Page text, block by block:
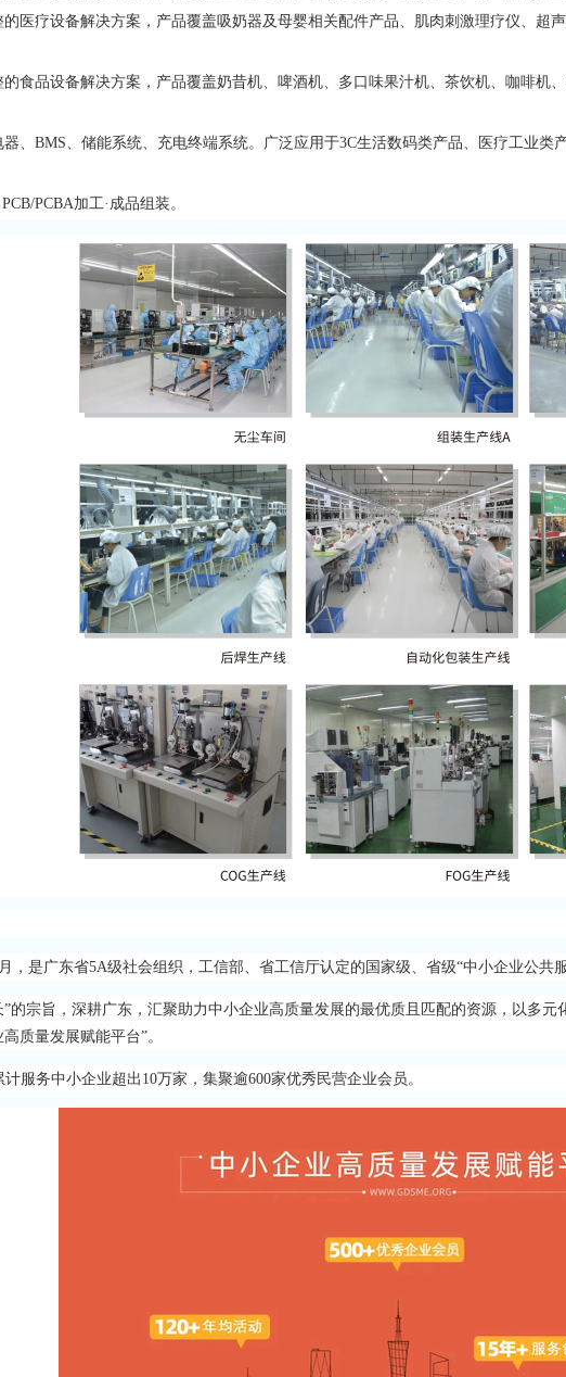
医疗设备解决方案，产品覆盖吸奶器及母婴相关配件产品、肌肉刺激理疗仪、超
食品设备解决方案，产品覆盖奶昔机、啤酒机、多口味果汁机、茶饮机、咖啡
、BMS、储能系统、充电终端系统。广泛应用于3C生活数码类产品、医疗工业
PCBA加工·成品组装。
，是广东省5A级社会组织，工信部、省工信厅认定的国家级、省级“中小企业公共
的宗旨，深耕广东，汇聚助力中小企业高质量发展的最优质且匹配的资源，以多
质量发展赋能平台”。
服务中小企业超出10万家，集聚逾600家优秀民营企业会员。